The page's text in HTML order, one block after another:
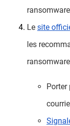
Le site
les
Porter